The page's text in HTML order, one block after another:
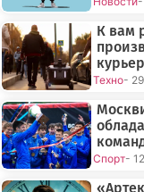
К вам
Техно-
Спорт-